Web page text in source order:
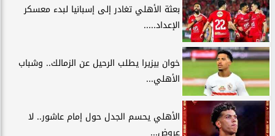
بعثة الأهلي تغادر إلى إسبانيا لبدء معسكر
الإعداد.....
خوان بيزيرا يطلب الرحيل عن الزمالك.. وشباب
الأهلي...
الأهلي يحسم الجدل حول إمام عاشور.. لا
عروض...